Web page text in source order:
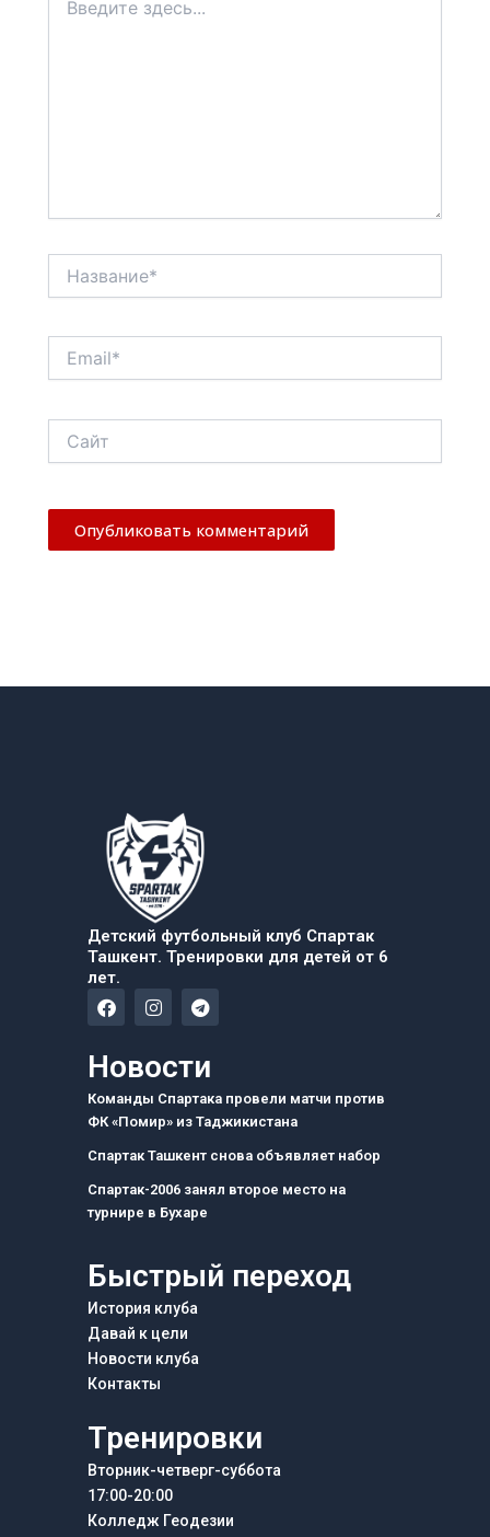
здесь...
Детский футбольный клуб Спартак
Ташкент. Тренировки для детей от 6
лет.
F
a
e
b
o
k
I
n
a
g
r
a
m
T
e
g
a
m
Новости
Команды Спартака провели матчи против
ФК «Помир» из Таджикистана
Спартак Ташкент снова объявляет набор
Спартак-2006 занял второе место на
турнире в Бухаре
Быстрый переход
История клуба
Давай к цели
Новости клуба
Контакты
Тренировки
Вторник-четверг-суббота
17:00-20:00
Колледж Геодезии